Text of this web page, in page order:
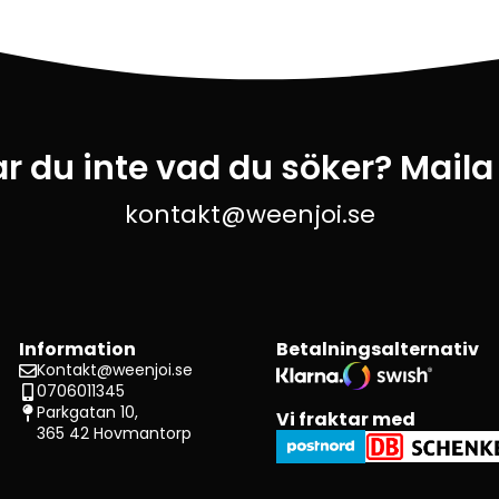
du inte vad du söker?
kontakt@weenjoi.se
Information
Kontakt@weenjoi.se
0706011345
Parkgatan 10,
365 42 Hovmantorp
Betalningsalternativ
Vi fraktar med